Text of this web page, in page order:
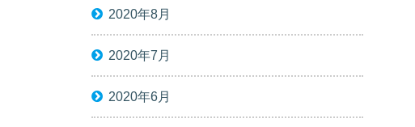
2020年8月
2020年7月
2020年6月